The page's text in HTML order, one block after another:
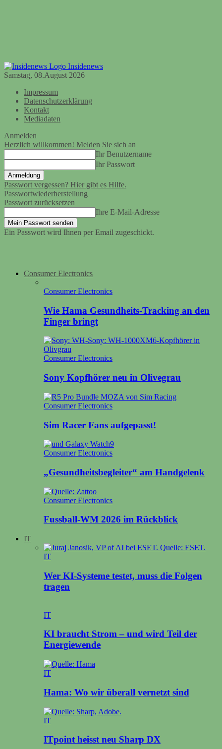
Insidenews
Samstag, 08.August 2026
Impressum
Datenschutzerklärung
Kontakt
Mediadaten
Anmelden
Herzlich willkommen! Melden Sie sich an
Ihr Benutzername
Ihr Passwort
Passwort vergessen? Hier gibt es Hilfe.
Passwortwiederherstellung
Passwort zurücksetzen
Ihre E-Mail-Adresse
Ein Passwort wird Ihnen per Email zugeschickt.
Consumer Electronics
Consumer Electronics
Wie Hama Gesundheits-Tracking an den
Finger bringt
Consumer Electronics
Sony Kopfhörer neu in Olivegrau
Consumer Electronics
Sim Racer Fans aufgepasst!
Consumer Electronics
„Gesundheitsbegleiter“ am Handgelenk
Consumer Electronics
Fussball-WM 2026 im Rückblick
IT
IT
Wer KI-Systeme testet, muss die Folgen
tragen
IT
KI braucht Strom – und wird Teil der
Energiewende
IT
Hama: Wo wir überall vernetzt sind
IT
ITpoint heisst neu Sharp DX